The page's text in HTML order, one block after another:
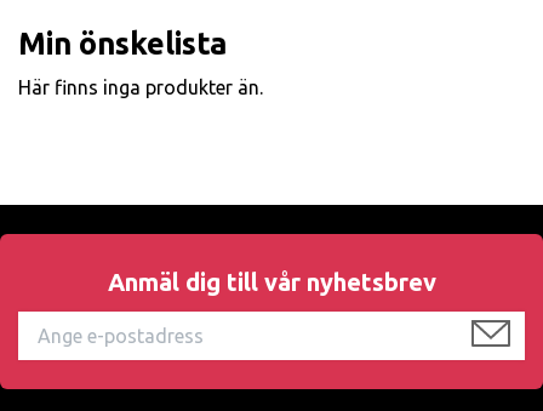
Min önskelista
Här finns inga produkter än.
Anmäl dig till vår nyhetsbrev